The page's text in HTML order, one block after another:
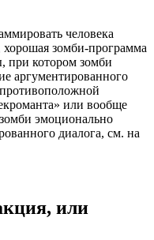
человека
зомби-программа
при котором зомби
аргументированного
или вообще
эмоционально
диалога, см. на
или